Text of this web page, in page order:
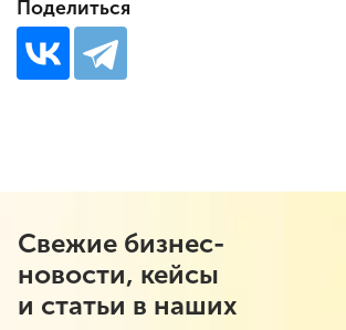
Поделиться
Свежие бизнес-
новости, кейсы
и статьи в наших